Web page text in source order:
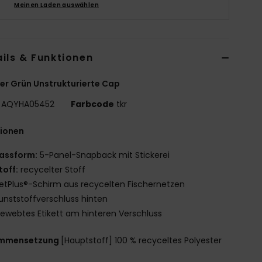
Meinen Laden auswählen
& Funktionen
Grün Unstrukturierte Cap
AQYHA05452 Farbcode tkr
5-Panel-Snapback mit Stickerei
recycelter Stoff
Schirm aus recycelten Fischernetzen
hinten
Etikett am hinteren Verschluss
[Hauptstoff] 100 % recyceltes Polyester